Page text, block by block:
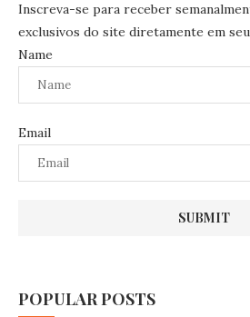
Inscreva-se para receber
exclusivos do site diretamente em
Name
Email
POPULAR POSTS